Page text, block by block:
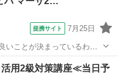
提携サイト 7月25日
ことが決まっているわけ
上司の指示】からスタート
"人になるための経理実務に
活用2級対策講座≪当日予